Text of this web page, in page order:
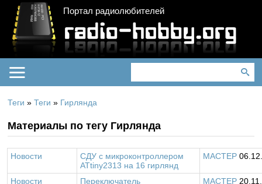
Портал радиолюбителей
Теги »Теги » Гирлянда
Материалы по тегу Гирлянда
Новости
СДУ с микроконтроллером
ATtiny2313 на 16 гирлянд
MACTEP
Новости
Переключатель
MACTEP